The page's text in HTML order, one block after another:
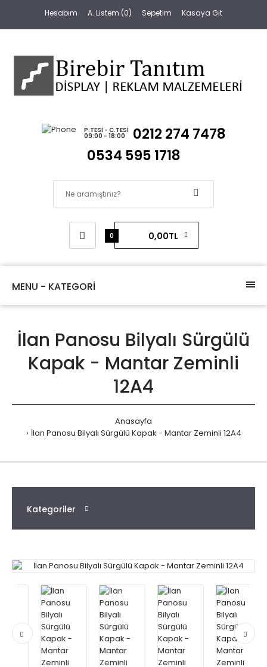
Hesabım A. Listem (0) Sepetim Kasaya Git
P.TESI - C.TESI
09:00 - 18:00
0212 274 7478
0534 595 1718
0 0,00TL
MENU - KATEGORİ
İlan Panosu Bilyalı Sürgülü
Kapak - Mantar Zeminli
12A4
Anasayfa
İlan Panosu Bilyalı Sürgülü Kapak - Mantar Zeminli 12A4
Kategoriler